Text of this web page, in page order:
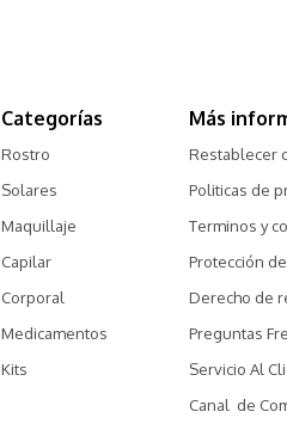
Categorías
Rostro
Solares
Maquillaje
Capilar
Corporal
Medicamentos
Kits
Más
Restablecer
Politicas de
Terminos y
Protección
Derecho de
Preguntas
Servicio Al
Canal  de